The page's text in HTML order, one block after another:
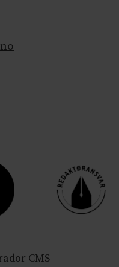
CMS